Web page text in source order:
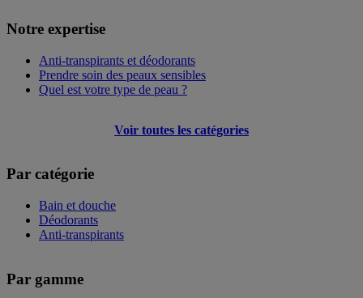
Notre expertise
Anti-transpirants et déodorants
Prendre soin des peaux sensibles
Quel est votre type de peau ?
Voir toutes les catégories
Par catégorie
Bain et douche
Déodorants
Anti-transpirants
Par gamme